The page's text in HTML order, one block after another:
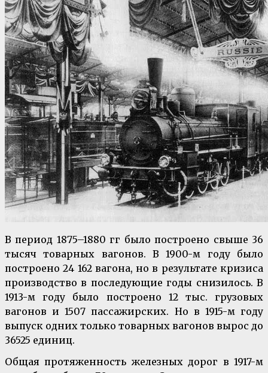
В период 1875–1880 гг было построено свыше 36
тысяч товарных вагонов. В 1900-м году было
построено 24 162 вагона, но в результате кризиса
производство в последующие годы снизилось. В
1913-м году было построено 12 тыс. грузовых
вагонов и 1507 пассажирских. Но в 1915-м году
выпуск одних только товарных вагонов вырос до
36525 единиц.
Общая протяженность железных дорог в 1917-м